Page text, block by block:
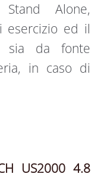
Alone,
esercizio ed il
sia da fonte
in caso di
US2000 4.8